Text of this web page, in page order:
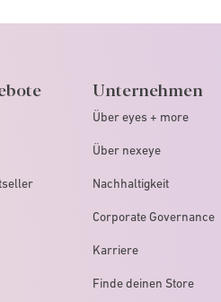
Unternehmen
Über eyes + more
Über nexeye
Nachhaltigkeit
Corporate Governance
Karriere
Finde deinen Store